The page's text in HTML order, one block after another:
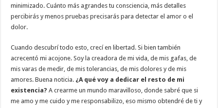
minimizado. Cuánto más agrandes tu consciencia, más detalles
percibirás y menos pruebas precisarás para detectar el amor o el
dolor.
Cuando descubrí todo esto, crecí en libertad. Si bien también
acrecentó mi acojone. Soy la creadora de mi vida, de mis gafas, de
mis varas de medir, de mis tolerancias, de mis dolores y de mis
amores. Buena noticia. ¿A qué voy a dedicar el resto de mi
existencia? A crearme un mundo maravilloso, donde sabré que si
me amo y me cuido y me responsabilizo, eso mismo obtendré de ti y